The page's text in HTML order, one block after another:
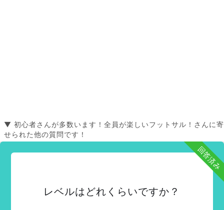
▼ 初心者さんが多数います！全員が楽しいフットサル！さんに寄
せられた他の質問です！
回答済み
レベルはどれくらいですか？